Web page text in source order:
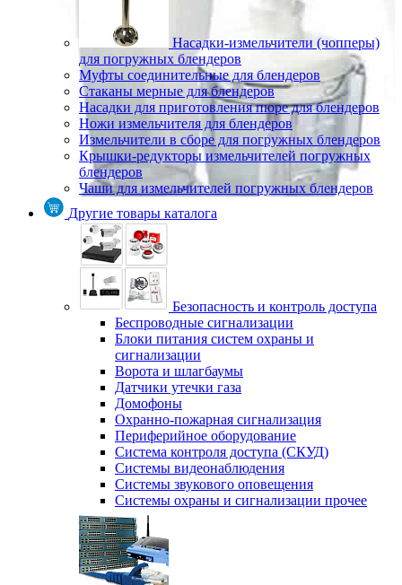
Насадки-измельчители (чопперы)
для погружных блендеров
Муфты соединительные для блендеров
Стаканы мерные для блендеров
Насадки для приготовления пюре для блендеров
Ножи измельчителя для блендеров
Измельчители в сборе для погружных блендеров
Крышки-редукторы измельчителей погружных
блендеров
Чаши для измельчителей погружных блендеров
Другие товары каталога
Безопасность и контроль доступа
Беспроводные сигнализации
Блоки питания систем охраны и
сигнализации
Ворота и шлагбаумы
Датчики утечки газа
Домофоны
Охранно-пожарная сигнализация
Периферийное оборудование
Система контроля доступа (СКУД)
Системы видеонаблюдения
Системы звукового оповещения
Системы охраны и сигнализации прочее